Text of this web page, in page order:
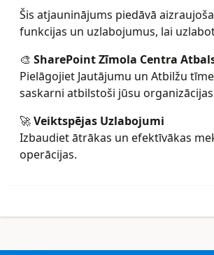
Šis atjauninājums piedāvā
funkcijas un uzlabojumus, lai
🎨 SharePoint Zīmola Centra
Pielāgojiet Jautājumu un Atbilžu
saskarni atbilstoši jūsu
🚀Veiktspējas Uzlabojumi
Izbaudiet ātrākas un efektīvākas
operācijas.